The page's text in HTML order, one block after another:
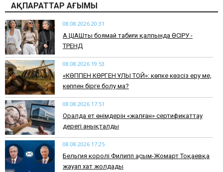
АҚПАРАТТАР АҒЫМЫ
08.08.2026 20:31
АҚ ШАШты боямай табиғи қалпында ӨСІРУ -
ТРЕНД
08.08.2026 19:53
​«КӨППЕН КӨРГЕН ҰЛЫ ТОЙ»: көпке көзсіз еру ме,
көппен бірге болу ма?
08.08.2026 17:51
Оралда ет өнімдерін «жалған» сертификаттау
дерегі анықталды
08.08.2026 17:25
Бельгия королі Филипп Қасым-Жомарт Тоқаевқа
жауап хат жолдады